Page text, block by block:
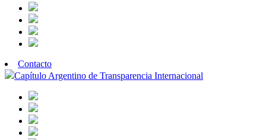
Contacto
Capítulo Argentino de Transparencia Internacional